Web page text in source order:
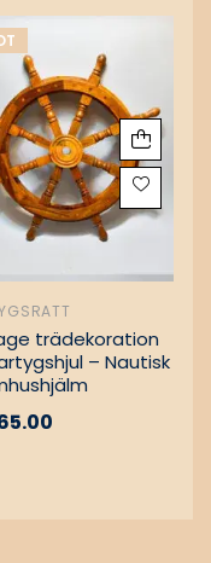
trädekoration
– Nautisk